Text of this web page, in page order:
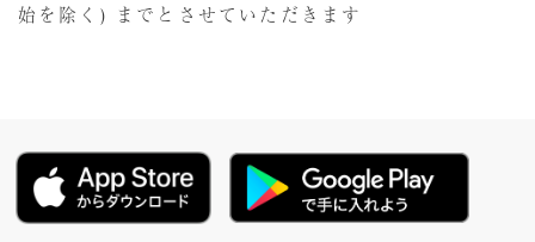
始を除く) までとさせていただきます